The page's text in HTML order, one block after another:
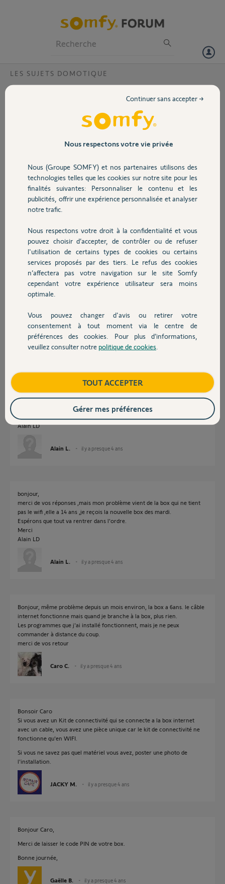
Volet
Sécurité
Domotique
Chauffage
Autres produits
Devis avec un pro
Contact
LES SUJETS DOMOTIQUE
Pas de connexion internet ,kit de
J'ai installée le kit de connectivité il y a deux mois,tout
fonctionnais normalement et plus de connexion sur le kit. Clignote
code pin du kit: 2103-3188-8916
Merci pour votre aide.
Alain L D
Merci,
il y a presque 4 ans
Participer au fil de discussion
Réponses
Bonjour Alain
Avez vous essayé de rebooter votre box internet ?
il y a presque 4 ans
Bonjour, Jacky
oui pour la box ainsi que le kit.
Merci
Alain LD
Alain L. il y a presque 4 ans
bonjour,
merci de vos réponses ,mais mon problème vient de la box qui ne tient
pas le wifi ,elle a 14 ans ,je reçois la nouvelle box des mardi.
Espérons que tout va rentrer dans l'ordre.
Merci
Alain LD
Alain L. il y a presque 4 ans
Bonjour, même problème depuis un mois environ, la box a 6ans. le câble
internet fonctionne mais quand je branche à la box, plus rien.
Les programmes que j'ai installé fonctionnent, mais je ne peux
commander à distance du coup.
merci de vos retour
Caro C. il y a presque 4 ans
Bonsoir Caro
Si vous avez un Kit de connectivité qui se connecte a la box internet
avec un cable, vous avez une pièce unique car le kit de connectivité ne
fonctionne qu'en WIFI.
Si vous ne savez pas quel matériel vous avez, poster une photo de
l'installation.
JACKY M. il y a presque 4 ans
Bonjour Caro,
Merci de laisser le code PIN de votre box.
Bonne journée,
Gaëlle B. il y a presque 4 ans
Nous respectons votre vie privée
Nous (Groupe SOMFY) et nos partenaires utilisons des
technologies telles que les cookies sur notre site pour les
finalités suivantes: Personnaliser le contenu et les
publicités, offrir une expérience personnalisée et analyser
notre trafic.
Nous respectons votre droit à la confidentialité et vous
pouvez choisir d’accepter, de contrôler ou de refuser
l'utilisation de certains types de cookies ou certains
services proposés par des tiers. Le refus des cookies
n’affectera pas votre navigation sur le site Somfy
cependant votre expérience utilisateur sera moins
optimale.
Vous pouvez changer d'avis ou retirer votre
consentement à tout moment via le centre de
préférences des cookies. Pour plus d’informations,
veuillez consulter notre politique de cookies
Continuer sans accepter →
TOUT ACCEPTER
Gérer mes préférences